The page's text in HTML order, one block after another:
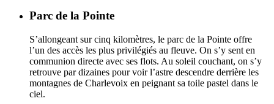
Parc de la Pointe
S’allongeant sur cinq kilomètres, le parc de la Pointe offre
l’un des accès les plus privilégiés au fleuve. On s’y sent en
communion directe avec ses flots. Au soleil couchant, on s’y
retrouve par dizaines pour voir l’astre descendre derrière les
montagnes de Charlevoix en peignant sa toile pastel dans le
ciel.